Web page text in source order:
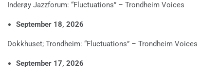
Inderøy Jazzforum: “Fluctuations” – Trondheim Voices
September 18, 2026
Dokkhuset; Trondheim: “Fluctuations” – Trondheim Voices
September 17, 2026